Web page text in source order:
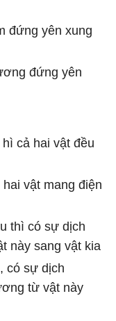
đứng yên xung
đứng yên
cả hai vật đều
vật mang điện
thì có sự dịch
này sang vật kia
có sự dịch
từ vật này